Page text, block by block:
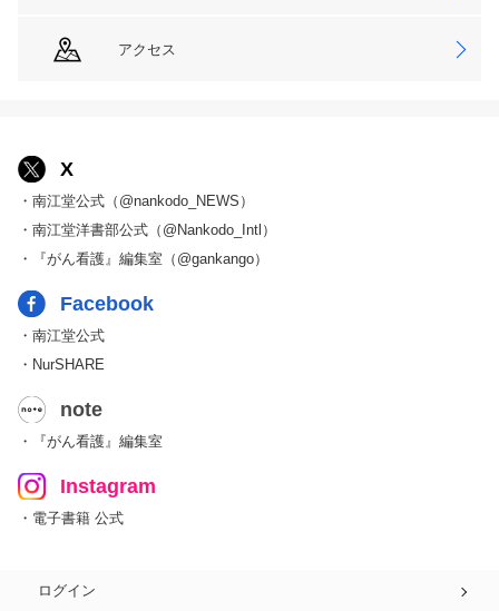
アクセス
X
・南江堂公式（@nankodo_NEWS）
・南江堂洋書部公式（@Nankodo_Intl）
・『がん看護』編集室（@gankango）
Facebook
・南江堂公式
・NurSHARE
note
・『がん看護』編集室
Instagram
・電子書籍 公式
ログイン